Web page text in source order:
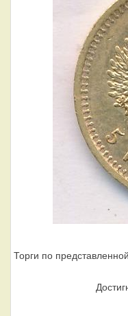
Торги по